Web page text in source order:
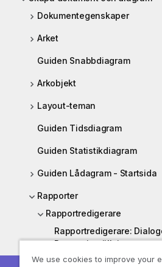
Dokumentegenskaper
Arket
Guiden Snabbdiagram
Arkobjekt
Layout-teman
Guiden Tidsdiagram
Guiden Statistikdiagram
Guiden Lådagram - Startsida
Rapporter
Rapportredigerare
Rapportredigerare:
Rapportinställningar
We use cookies to improve your